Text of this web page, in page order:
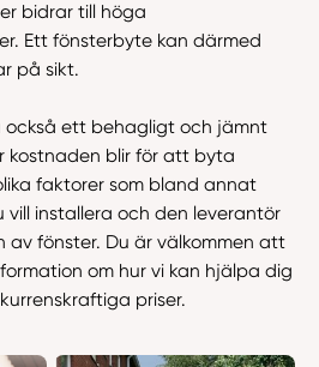
bidrar till höga
Ett fönsterbyte kan därmed
på sikt.
också ett behagligt och jämnt
kostnaden blir för att byta
faktorer som bland annat
vill installera och den leverantör
av fönster. Du är välkommen att
om hur vi kan hjälpa dig
priser.